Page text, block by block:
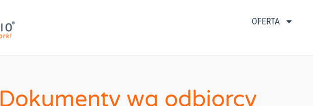
OFERTA
Dokumenty wg odbiorcy